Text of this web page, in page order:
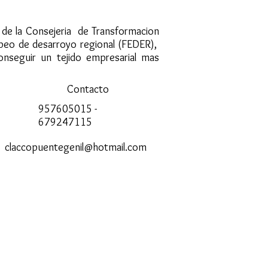
la Consejeria de Transformacion
de desarroyo regional (FEDER),
un tejido empresarial mas
Contacto
957605015 -
679247115
claccopuentegenil@hotmail.com